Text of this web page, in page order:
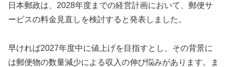
日本郵政は、2028年度までの経営計画において、郵便サ
ービスの料金見直しを検討すると発表しました。
早ければ2027年度中に値上げを目指すとし、その背景に
は郵便物の数量減少による収入の伸び悩みがあります。ま